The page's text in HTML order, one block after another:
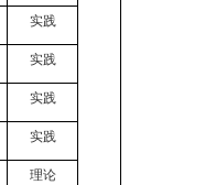
实践
实践
实践
实践
理论